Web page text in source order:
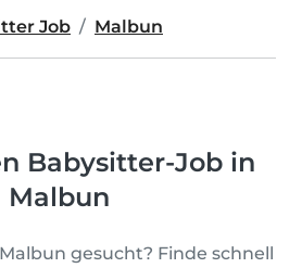
Job Malbun
Babysitter-Job in
Malbun
gesucht? Finde schnell